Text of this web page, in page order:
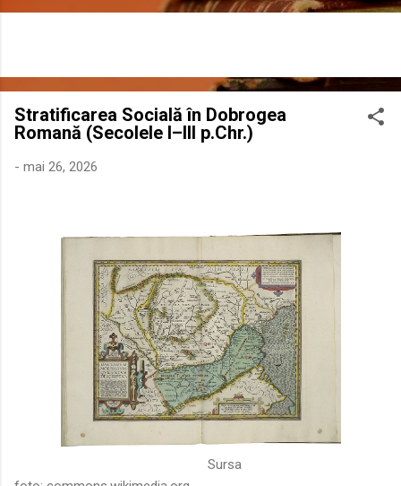
Stratificarea Socială în Dobrogea
Romană (Secolele I–III p.Chr.)
- mai 26, 2026
Sursa